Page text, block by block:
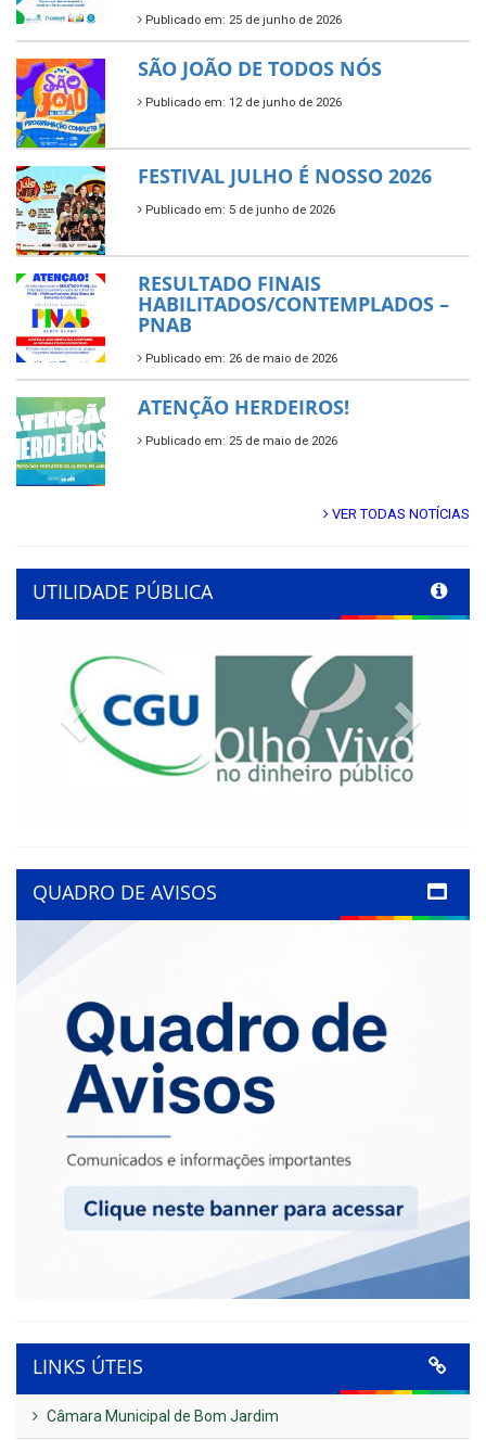
Publicado em: 25 de junho de 2026
SÃO JOÃO DE TODOS NÓS
Publicado em: 12 de junho de 2026
FESTIVAL JULHO É NOSSO 2026
Publicado em: 5 de junho de 2026
RESULTADO FINAIS
HABILITADOS/CONTEMPLADOS –
PNAB
Publicado em: 26 de maio de 2026
ATENÇÃO HERDEIROS!
Publicado em: 25 de maio de 2026
VER TODAS NOTÍCIAS
UTILIDADE PÚBLICA
Previous
QUADRO DE AVISOS
LINKS ÚTEIS
Câmara Municipal de Bom Jardim